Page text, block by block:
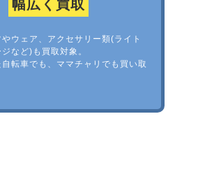
幅広く買取
ウェア、アクセサリー類(ライト
など)も買取対象。
転車でも、ママチャリでも買い取